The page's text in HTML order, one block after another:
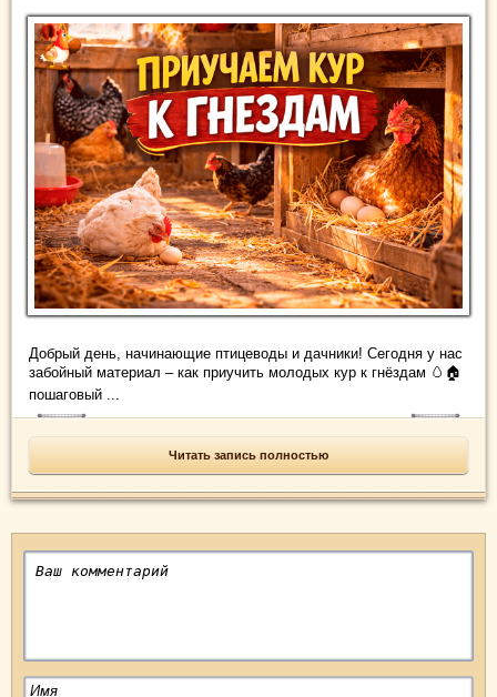
Добрый день, начинающие птицеводы и дачники! Сегодня у нас
забойный материал – как приучить молодых кур к гнёздам 🥚🏠
пошаговый ...
Читать запись полностью